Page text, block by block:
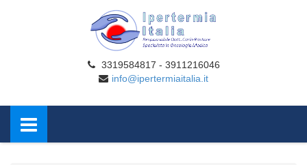
3319584817 - 3911216046
info@ipertermiaitalia.it